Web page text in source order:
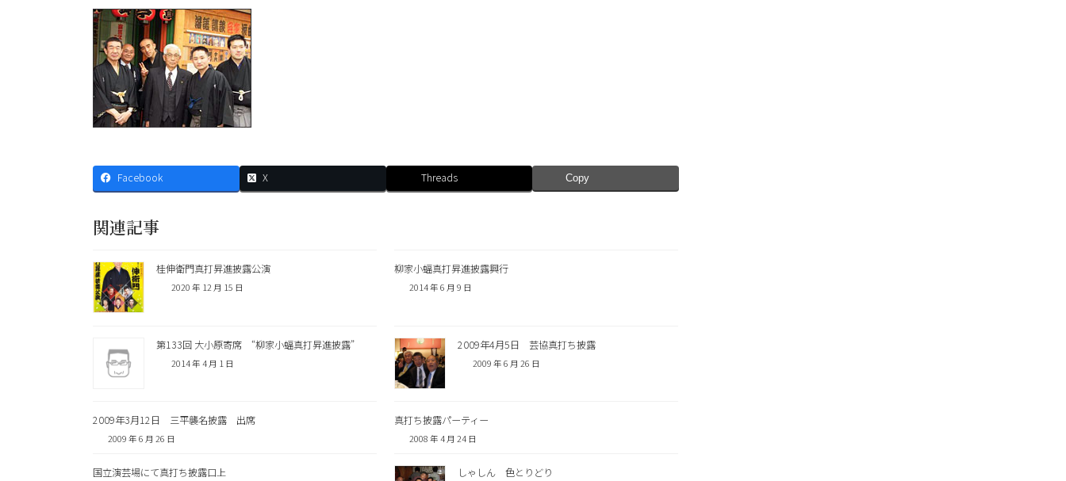
Facebook X Threads Copy
関連記事
桂伸衛門真打昇進披露公演
2020 年 12 月 15 日
柳家小蝠真打昇進披露興行
2014 年 6 月 9 日
第133回 大小原寄席 “柳家小蝠真打昇進披露”
2014 年 4 月 1 日
2009年4月5日 芸協真打ち披露
2009 年 6 月 26 日
2009年3月12日 三平襲名披露 出席
2009 年 6 月 26 日
真打ち披露パーティー
2008 年 4 月 24 日
国立演芸場にて真打ち披露口上 しゃしん 色とりどり